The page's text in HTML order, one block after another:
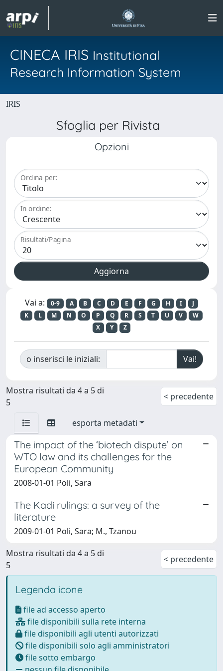
CINECA IRIS Institutional
Research Information System
IRIS
Sfoglia per Rivista
Opzioni
Ordina per:
In ordine:
Risultati/Pagina
Vai a: 0-9 A B C D E F G H I
J
K
L M N O P Q R S T U V
W
X
Y Z
o inserisci le iniziali:
Mostra risultati da 4 a 5 di
5
< precedente
esporta metadati
The impact of the ‘biotech dispute’ on
WTO law and its challenges for the
European Community
2008-01-01 Poli, Sara
The Kadi rulings: a survey of the
literature
2009-01-01 Poli, Sara; M., Tzanou
Mostra risultati da 4 a 5 di
5
< precedente
Legenda icone
file ad accesso aperto
file disponibili sulla rete interna
file disponibili agli utenti autorizzati
file disponibili solo agli amministratori
file sotto embargo